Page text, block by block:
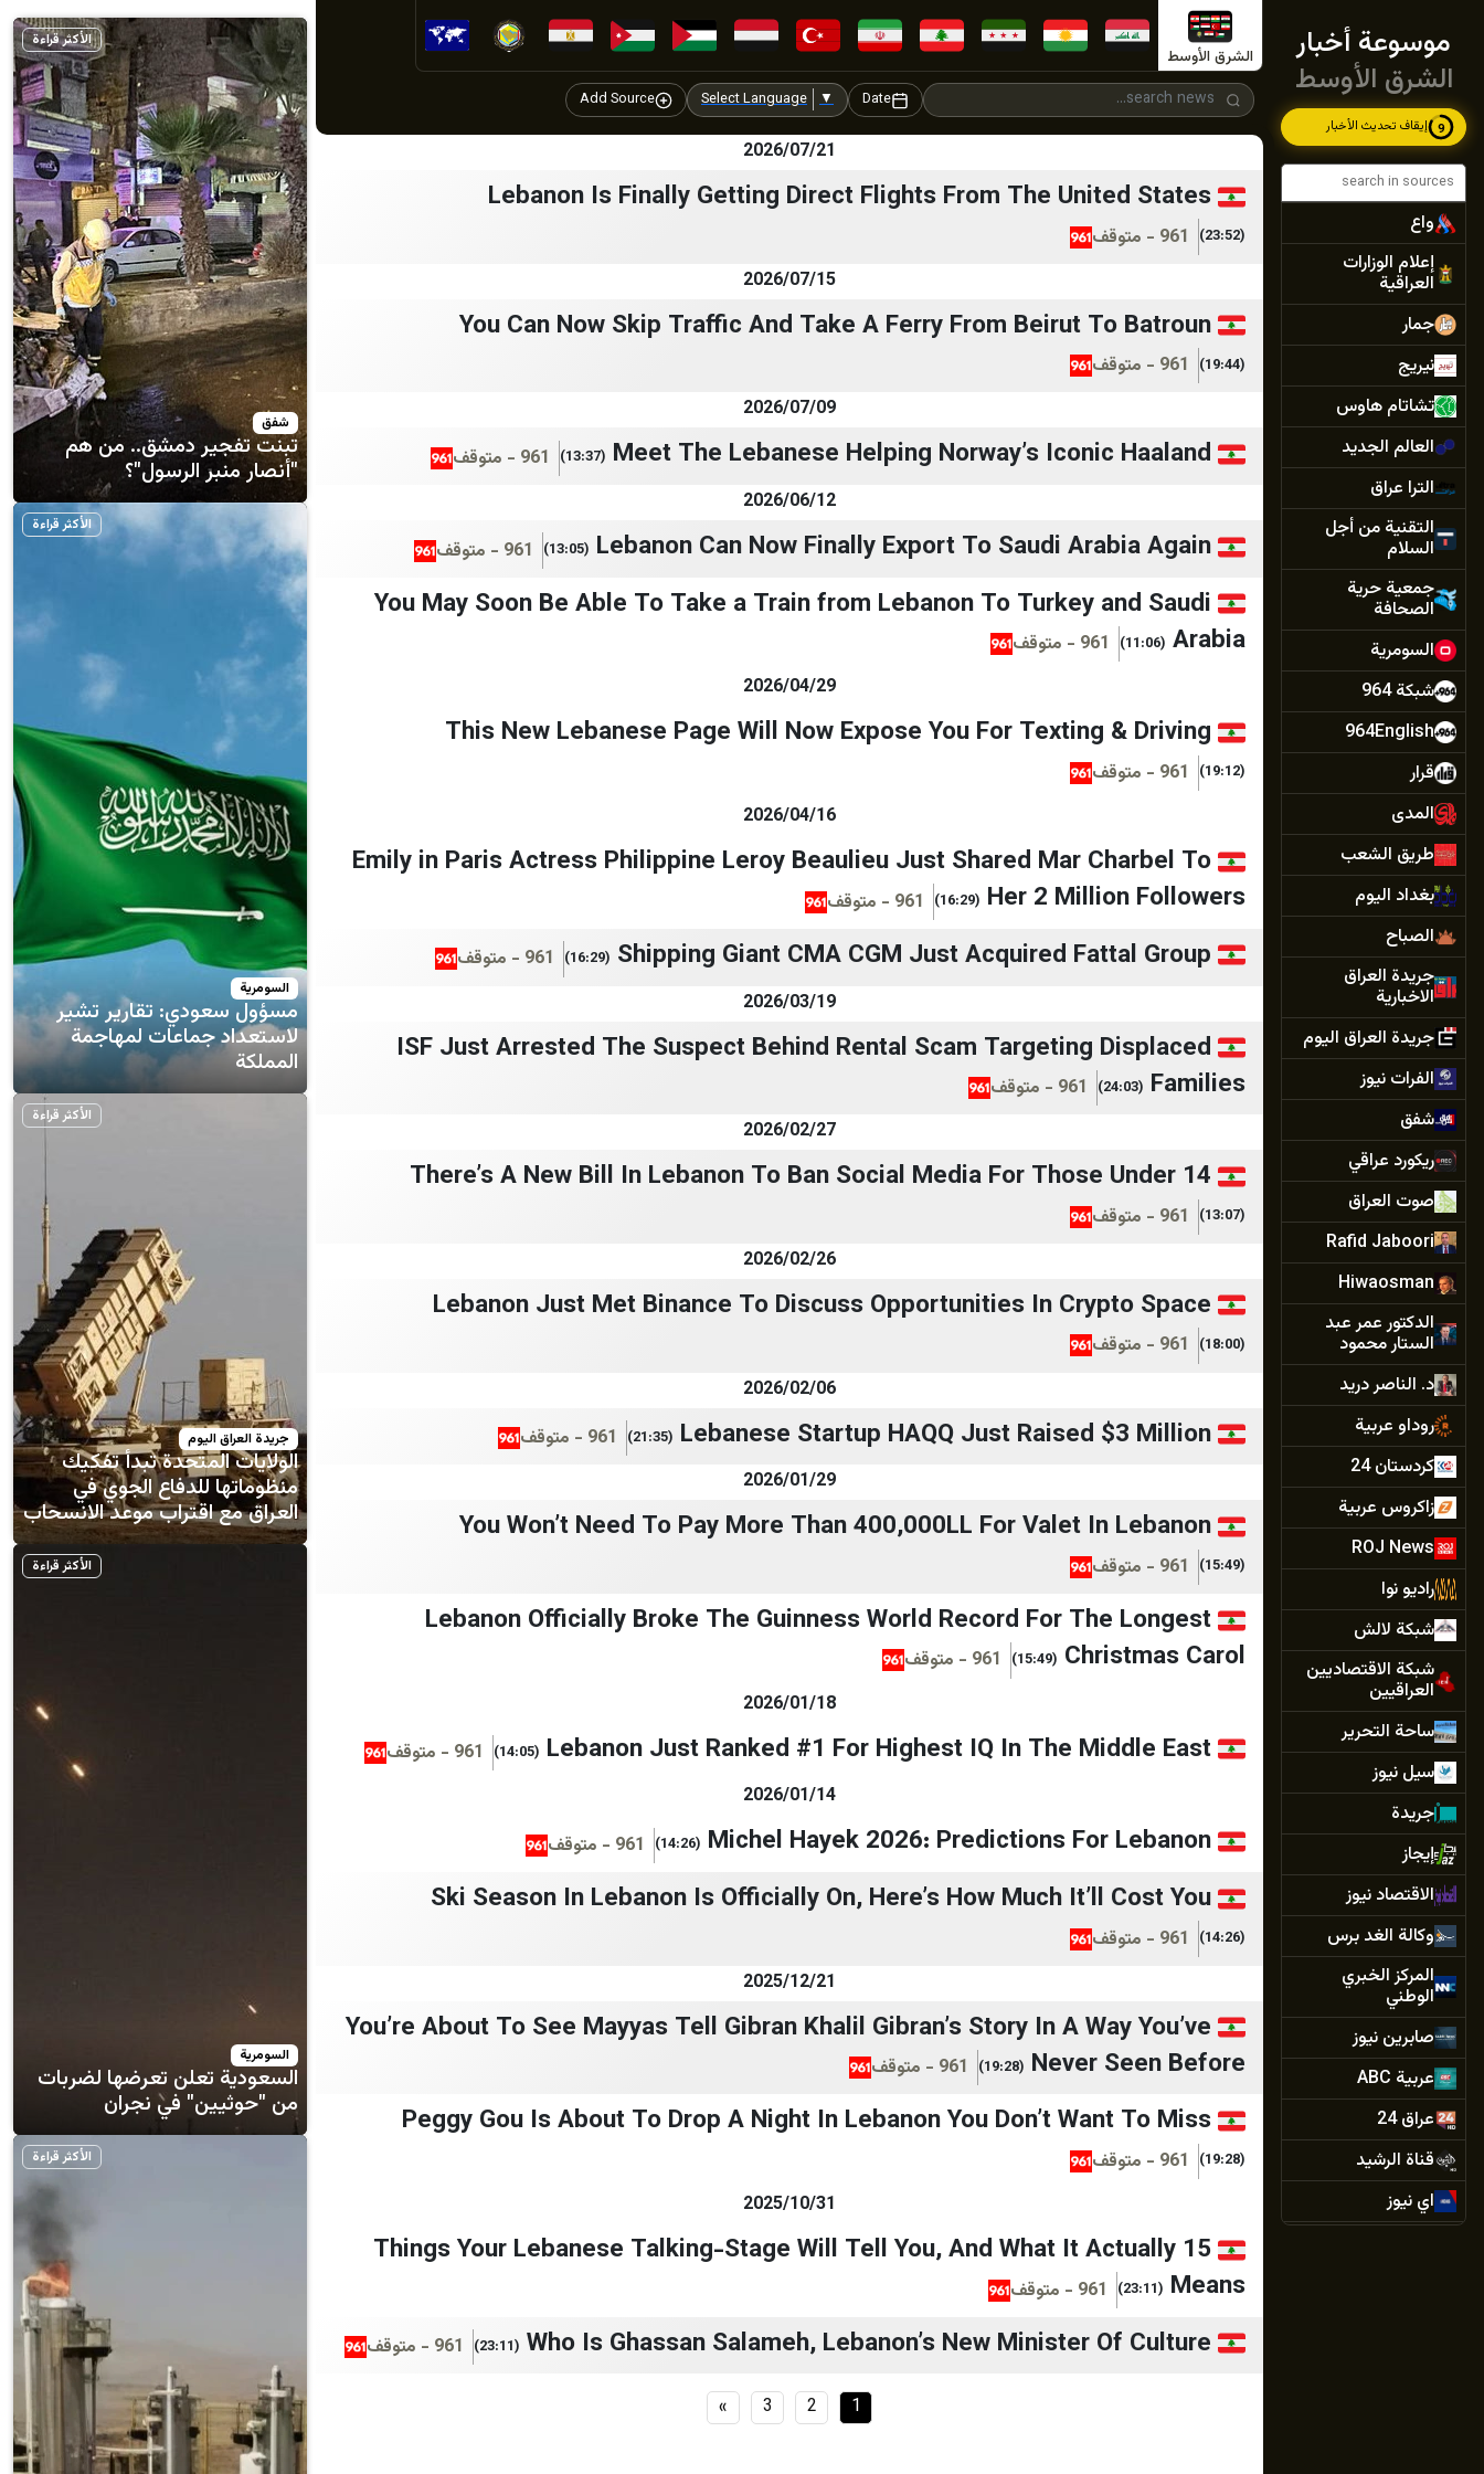
موسوعة أخبار
الشرق الأوسط
8 إيقاف تحديث الأخبار
واع
إعلام الوزارات
العراقية
جمار
نيريج
تشاتام هاوس
العالم الجديد
الترا عراق
التقنية من أجل
السلام
جمعية حرية
الصحافة
السومرية
شبكة 964
964English
قرار
المدى
طريق الشعب
بغداد اليوم
الصباح
جريدة العراق
الاخبارية
جريدة العراق اليوم
الفرات نيوز
شفق
ريكورد عراقي
صوت العراق
Rafid Jaboori
Hiwaosman
الدكتور عمر عبد
الستار محمود
د. الناصر دريد
روداو عربية
كردستان 24
زاكروس عربية
ROJ News
راديو نوا
شبكة لالش
شبكة الاقتصاديين
العراقيين
ساحة التحرير
سيل نيوز
جريدة
إيجاز
الاقتصاد نيوز
وكالة الغد برس
المركز الخبري
الوطني
صابرين نيوز
عربية ABC
عراق 24
قناة الرشيد
اي نيوز
الشرق الأوسط
Date
Select Language ▼
Add Source
2026/07/21
Lebanon Is Finally Getting Direct Flights From The United States
(23:52)
961 - متوقف
2026/07/15
You Can Now Skip Traffic And Take A Ferry From Beirut To Batroun
(19:44)
961 - متوقف
2026/07/09
Meet The Lebanese Helping Norway’s Iconic Haaland
(13:37)
961 - متوقف
2026/06/12
Lebanon Can Now Finally Export To Saudi Arabia Again
(13:05) 961 - متوقف
You May Soon Be Able To Take a Train from Lebanon To Turkey and Saudi
Arabia
(11:06)
961 - متوقف
2026/04/29
This New Lebanese Page Will Now Expose You For Texting & Driving
(19:12)
961 - متوقف
2026/04/16
Emily in Paris Actress Philippine Leroy Beaulieu Just Shared Mar Charbel To
Her 2 Million Followers
(16:29) 961 - متوقف
Shipping Giant CMA CGM Just Acquired Fattal Group
(16:29)
961 - متوقف
2026/03/19
ISF Just Arrested The Suspect Behind Rental Scam Targeting Displaced
Families
(24:03)
961 - متوقف
2026/02/27
There’s A New Bill In Lebanon To Ban Social Media For Those Under 14
(13:07)
961 - متوقف
2026/02/26
Lebanon Just Met Binance To Discuss Opportunities In Crypto Space
(18:00)
961 - متوقف
2026/02/06
Lebanese Startup HAQQ Just Raised $3 Million
(21:35)
961 - متوقف
2026/01/29
You Won’t Need To Pay More Than 400,000LL For Valet In Lebanon
(15:49) 961 - متوقف
Lebanon Officially Broke The Guinness World Record For The Longest
Christmas Carol
(15:49)
961 - متوقف
2026/01/18
Lebanon Just Ranked #1 For Highest IQ In The Middle East
(14:05)
961 - متوقف
2026/01/14
Michel Hayek 2026: Predictions For Lebanon
(14:26) 961 - متوقف
Ski Season In Lebanon Is Officially On, Here’s How Much It’ll Cost You
(14:26)
961 - متوقف
2025/12/21
You’re About To See Mayyas Tell Gibran Khalil Gibran’s Story In A Way You’ve
Never Seen Before
(19:28) 961 - متوقف
Peggy Gou Is About To Drop A Night In Lebanon You Don’t Want To Miss
(19:28)
961 - متوقف
2025/10/31
15 Things Your Lebanese Talking-Stage Will Tell You, And What It Actually
Means
(23:11) 961 - متوقف
Who Is Ghassan Salameh, Lebanon’s New Minister Of Culture
(23:11) 961 - متوقف
1
2
3
»
شفق
تبنت تفجير دمشق.. من هم
"أنصار منبر الرسول"؟
الأكثر قراءة
السومرية
مسؤول سعودي: تقارير تشير
لاستعداد جماعات لمهاجمة
المملكة
الأكثر قراءة
جريدة العراق اليوم
الولايات المتحدة تبدأ تفكيك
منظوماتها للدفاع الجوي في
العراق مع اقتراب موعد الانسحاب
الأكثر قراءة
السومرية
السعودية تعلن تعرضها لضربات
من "حوثيين" في نجران
الأكثر قراءة
الأكثر قراءة